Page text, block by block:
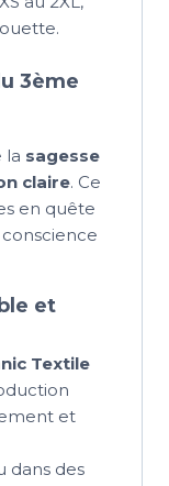
3ème
la sagesse
claire. Ce
en quête
et
Textile
et
dans des